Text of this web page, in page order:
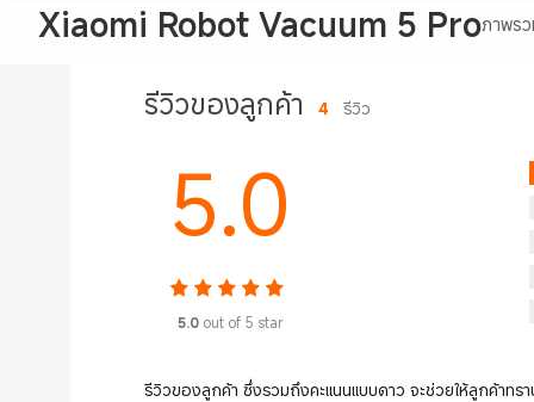
Xiaomi Robot Vacuum 5 Proภาพร
รีวิวของลูกค้า 4 รีวิว
5.0
5.0 out of 5 star
รีวิวของลูกค้า ซึ่งรวมถึงคะแนนแบบดาว จะช่วยให้ลูกค้าทร